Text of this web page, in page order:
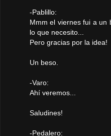
-Pablillo:
Mmm el viernes fui a un
lo que necesito...
Pero gracias por la idea!
Un beso.
-Varo:
Ahí veremos...
Saludines!
-Pedalero: